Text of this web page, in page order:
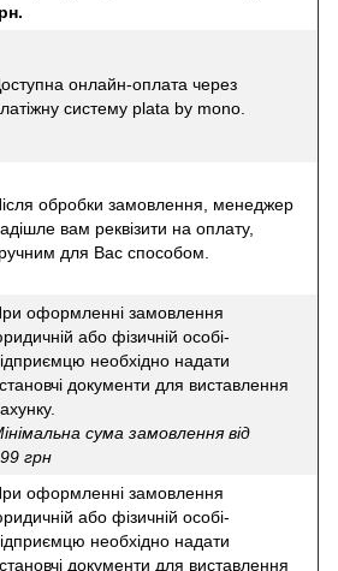
онлайн-оплата через
систему plata by mono.
обробки замовлення, менеджер
вам реквізити на оплату,
для Вас способом.
оформленні замовлення
або фізичній особі-
необхідно надати
документи для виставлення
сума замовлення від
грн
оформленні замовлення
або фізичній особі-
необхідно надати
документи для виставлення